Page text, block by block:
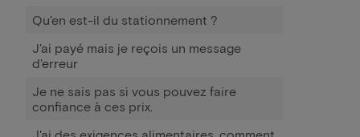
Qu'en est-il du stationnement ?
J'ai payé mais je reçois un message
d'erreur
Je ne sais pas si vous pouvez faire
confiance à ces prix.